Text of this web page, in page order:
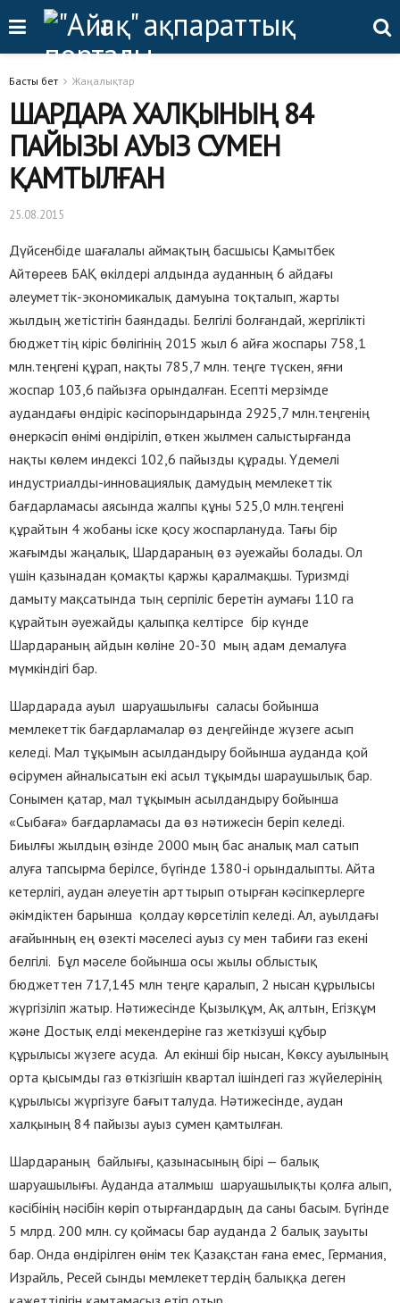
Басты бет Жаңалықтар
ШАРДАРА ХАЛҚЫНЫҢ 84
ПАЙЫЗЫ АУЫЗ СУМЕН
ҚАМТЫЛҒАН
25.08.2015
Дүйсенбіде шағалалы аймақтың басшысы Қамытбек
Айтөреев БАҚ өкілдері алдында ауданның 6 айдағы
әлеуметтік-экономикалық дамуына тоқталып, жарты
жылдың жетістігін баяндады. Белгілі болғандай, жергілікті
бюджеттің кіріс бөлігінің 2015 жыл 6 айға жоспары 758,1
млн.теңгені құрап, нақты 785,7 млн. теңге түскен, яғни
жоспар 103,6 пайызға орындалған. Есепті мерзімде
аудандағы өндіріс кәсіпорындарында 2925,7 млн.теңгенің
өнеркәсіп өнімі өндіріліп, өткен жылмен салыстырғанда
нақты көлем индексі 102,6 пайызды құрады. Үдемелі
индустриалды-инновациялық дамудың мемлекеттік
бағдарламасы аясында жалпы құны 525,0 млн.теңгені
құрайтын 4 жобаны іске қосу жоспарлануда. Тағы бір
жағымды жаңалық, Шардараның өз әуежайы болады. Ол
үшін қазынадан қомақты қаржы қаралмақшы. Туризмді
дамыту мақсатында тың серпіліс беретін аумағы 110 га
құрайтын әуежайды қалыпқа келтірсе бір күнде
Шардараның айдын көліне 20-30 мың адам демалуға
мүмкіндігі бар.
Шардарада ауыл шаруашылығы саласы бойынша
мемлекеттік бағдарламалар өз деңгейінде жүзеге асып
келеді. Мал тұқымын асылдандыру бойынша ауданда қой
өсірумен айналысатын екі асыл тұқымды шараушылық бар.
Сонымен қатар, мал тұқымын асылдандыру бойынша
«Сыбаға» бағдарламасы да өз нәтижесін беріп келеді.
Биылғы жылдың өзінде 2000 мың бас аналық мал сатып
алуға тапсырма берілсе, бүгінде 1380-і орындалыпты. Айта
кетерлігі, аудан әлеуетін арттырып отырған кәсіпкерлерге
әкімдіктен барынша қолдау көрсетіліп келеді. Ал, ауылдағы
ағайынның ең өзекті мәселесі ауыз су мен табиғи газ екені
белгілі. Бұл мәселе бойынша осы жылы облыстық
бюджеттен 717,145 млн теңге қаралып, 2 нысан құрылысы
жүргізіліп жатыр. Нәтижесінде Қызылқұм, Ақ алтын, Егізқұм
және Достық елді мекендеріне газ жеткізуші құбыр
құрылысы жүзеге асуда. Ал екінші бір нысан, Көксу ауылының
орта қысымды газ өткізгішін квартал ішіндегі газ жүйелерінің
құрылысы жүргізуге бағытталуда. Нәтижесінде, аудан
халқының 84 пайызы ауыз сумен қамтылған.
Шардараның байлығы, қазынасының бірі — балық
шаруашылығы. Ауданда аталмыш шаруашылықты қолға алып,
кәсібінің нәсібін көріп отырғандардың да саны басым. Бүгінде
5 млрд. 200 млн. су қоймасы бар ауданда 2 балық зауыты
бар. Онда өндірілген өнім тек Қазақстан ғана емес, Германия,
Израйль, Ресей сынды мемлекеттердің балыққа деген